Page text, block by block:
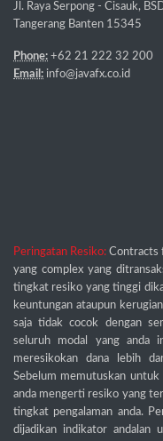
Jl. Raya Serpong - Cisauk,
Tangerang Banten 15345
Phone: +62 21 222 32 200
Email: info@javafx.co.id
Peringatan Resiko: Contracts
yang complex yang
tingkat resiko yang tinggi
keuntungan ataupun
saja tidak cocok dengan
seluruh modal yang anda
meresikokan dana lebih
Sebelum memutuskan untuk
anda mengerti resiko yang
tingkat pengalaman anda.
dijadikan indikator andalan